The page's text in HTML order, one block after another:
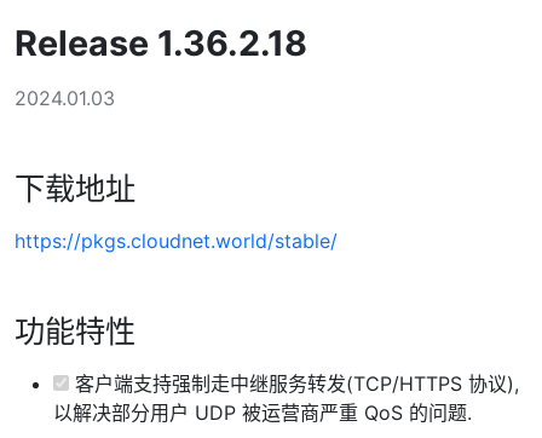
Release 1.36.2.18
2024.01.03
下载地址
https://pkgs.cloudnet.world/stable/
功能特性
客户端支持强制走中继服务转发(TCP/HTTPS 协议),
以解决部分用户 UDP 被运营商严重 QoS 的问题.